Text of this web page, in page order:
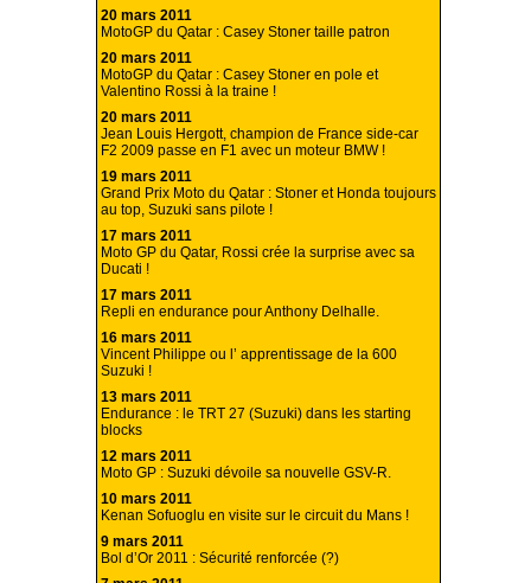
20 mars 2011
MotoGP du Qatar : Casey Stoner taille patron
20 mars 2011
MotoGP du Qatar : Casey Stoner en pole et
Valentino Rossi à la traine !
20 mars 2011
Jean Louis Hergott, champion de France side-car
F2 2009 passe en F1 avec un moteur BMW !
19 mars 2011
Grand Prix Moto du Qatar : Stoner et Honda toujours
au top, Suzuki sans pilote !
17 mars 2011
Moto GP du Qatar, Rossi crée la surprise avec sa
Ducati !
17 mars 2011
Repli en endurance pour Anthony Delhalle.
16 mars 2011
Vincent Philippe ou l’ apprentissage de la 600
Suzuki !
13 mars 2011
Endurance : le TRT 27 (Suzuki) dans les starting
blocks
12 mars 2011
Moto GP : Suzuki dévoile sa nouvelle GSV-R.
10 mars 2011
Kenan Sofuoglu en visite sur le circuit du Mans !
9 mars 2011
Bol d’Or 2011 : Sécurité renforcée (?)